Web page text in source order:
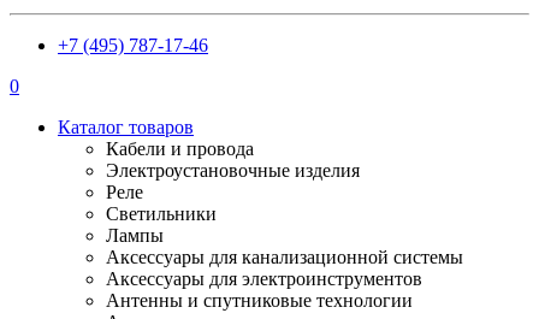
+7 (495) 787-17-46
0
Каталог товаров
Кабели и провода
Электроустановочные изделия
Реле
Светильники
Лампы
Аксессуары для канализационной системы
Аксессуары для электроинструментов
Антенны и спутниковые технологии